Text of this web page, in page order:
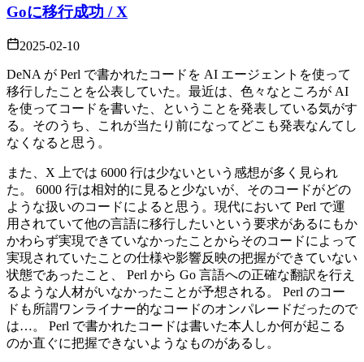
Goに移行成功 / X
2025-02-10
DeNA が Perl で書かれたコードを AI エージェントを使って
移行したことを公表していた。最近は、色々なところが AI
を使ってコードを書いた、ということを発表している気がす
る。そのうち、これが当たり前になってどこも発表なんてし
なくなると思う。
また、X 上では 6000 行は少ないという感想が多く見られ
た。 6000 行は相対的に見ると少ないが、そのコードがどの
ような扱いのコードによると思う。現代において Perl で運
用されていて他の言語に移行したいという要求があるにもか
かわらず実現できていなかったことからそのコードによって
実現されていたことの仕様や影響反映の把握ができていない
状態であったこと、 Perl から Go 言語への正確な翻訳を行え
るような人材がいなかったことが予想される。 Perl のコー
ドも所謂ワンライナー的なコードのオンパレードだったので
は…。 Perl で書かれたコードは書いた本人しか何が起こる
のか直ぐに把握できないようなものがあるし。